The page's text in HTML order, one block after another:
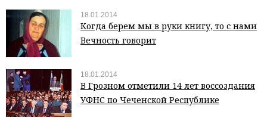
18.01.2014
Когда берем мы в руки книгу, то с нами
Вечность говорит
18.01.2014
В Грозном отметили 14 лет воссоздания
УФНС по Чеченской Республике